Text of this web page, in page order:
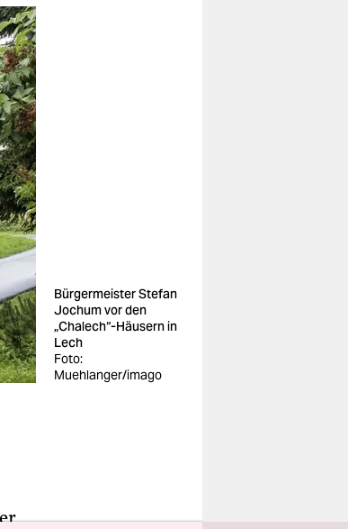
Bürgermeister Stefan
Jochum vor den
„Chalech“-Häusern in
Lech
Foto:
Muehlanger/imago